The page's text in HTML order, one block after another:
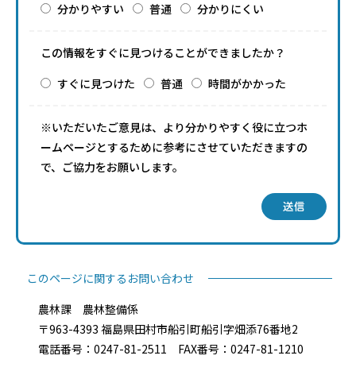
分かりやすい
普通 分かりにくい
この情報をすぐに見つけることができましたか？
すぐに見つけた
普通 時間がかかった
※いただいたご意見は、より分かりやすく役に立つホ
ームページとするために参考にさせていただきますの
で、ご協力をお願いします。
送信
このページに関するお問い合わせ
農林課 農林整備係
〒963-4393 福島県田村市船引町船引字畑添76番地2
電話番号：0247-81-2511 FAX番号：0247-81-1210